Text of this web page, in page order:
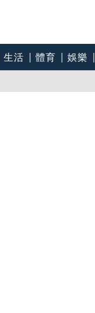
生活 體育 娛樂
病毒還要毒